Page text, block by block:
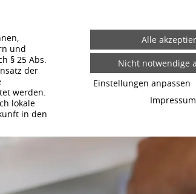
Marktscheune
Kontakt Fotobox mieten
und
§ 25 Abs.
der
werden.
lokale
in den
Einstellungen anpassen
Impressum